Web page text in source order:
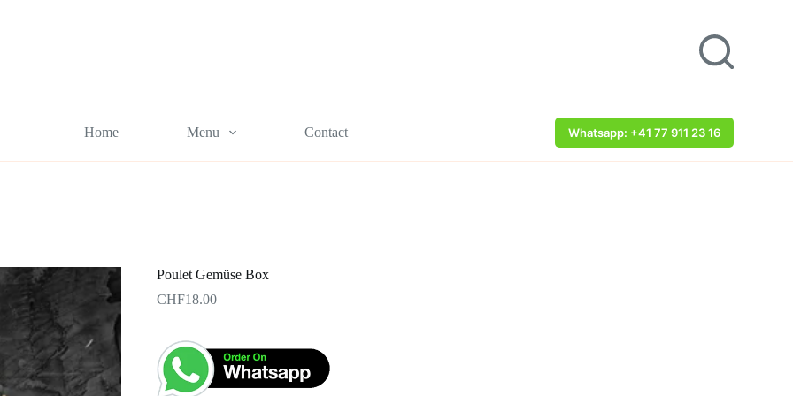
Home Menu Contact Whatsapp: +41 77 911 23 16
Poulet Gemüse Box
CHF18.00